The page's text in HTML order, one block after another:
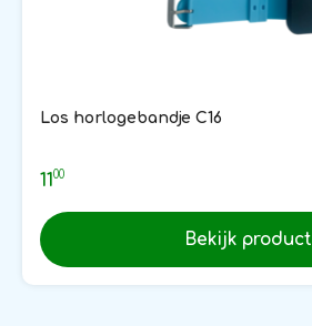
Los horlogebandje C16
1100
Bekijk product